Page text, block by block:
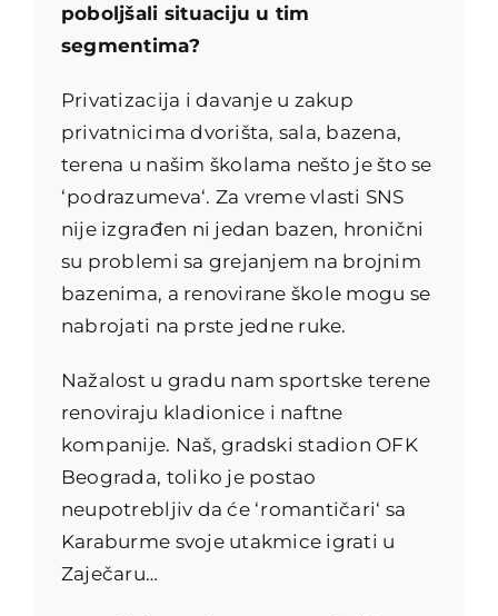
poboljšali situaciju u tim
segmentima?
Privatizacija i davanje u zakup
privatnicima dvorišta, sala, bazena,
terena u našim školama nešto je što se
‘podrazumeva‘. Za vreme vlasti SNS
nije izgrađen ni jedan bazen, hronični
su problemi sa grejanjem na brojnim
bazenima, a renovirane škole mogu se
nabrojati na prste jedne ruke.
Nažalost u gradu nam sportske terene
renoviraju kladionice i naftne
kompanije. Naš, gradski stadion OFK
Beograda, toliko je postao
neupotrebljiv da će ‘romantičari‘ sa
Karaburme svoje utakmice igrati u
Zaječaru…